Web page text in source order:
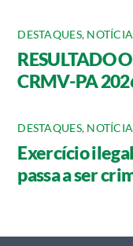
DESTAQUES,
RESULTADO
CRMV-PA
DESTAQUES,
Exercício
passa a ser